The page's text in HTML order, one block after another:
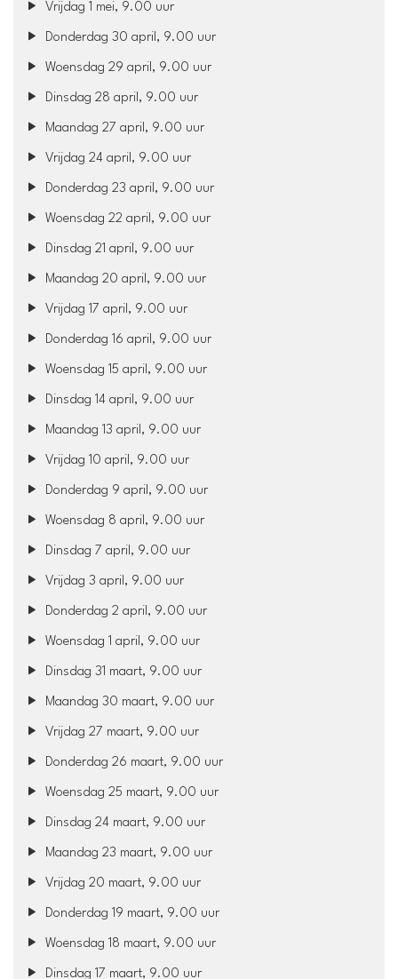
Vrijdag 1 mei, 9.00 uur
Donderdag 30 april, 9.00 uur
Woensdag 29 april, 9.00 uur
Dinsdag 28 april, 9.00 uur
Maandag 27 april, 9.00 uur
Vrijdag 24 april, 9.00 uur
Donderdag 23 april, 9.00 uur
Woensdag 22 april, 9.00 uur
Dinsdag 21 april, 9.00 uur
Maandag 20 april, 9.00 uur
Vrijdag 17 april, 9.00 uur
Donderdag 16 april, 9.00 uur
Woensdag 15 april, 9.00 uur
Dinsdag 14 april, 9.00 uur
Maandag 13 april, 9.00 uur
Vrijdag 10 april, 9.00 uur
Donderdag 9 april, 9.00 uur
Woensdag 8 april, 9.00 uur
Dinsdag 7 april, 9.00 uur
Vrijdag 3 april, 9.00 uur
Donderdag 2 april, 9.00 uur
Woensdag 1 april, 9.00 uur
Dinsdag 31 maart, 9.00 uur
Maandag 30 maart, 9.00 uur
Vrijdag 27 maart, 9.00 uur
Donderdag 26 maart, 9.00 uur
Woensdag 25 maart, 9.00 uur
Dinsdag 24 maart, 9.00 uur
Maandag 23 maart, 9.00 uur
Vrijdag 20 maart, 9.00 uur
Donderdag 19 maart, 9.00 uur
Woensdag 18 maart, 9.00 uur
Dinsdag 17 maart, 9.00 uur